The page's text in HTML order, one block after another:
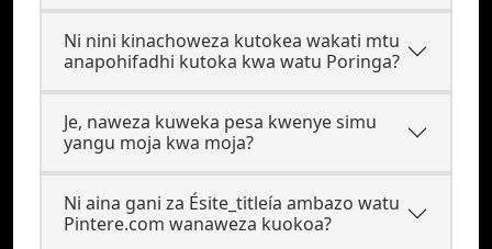
Ni nini kinachoweza kutokea wakati mtu
anapohifadhi kutoka kwa watu Poringa?
Je, naweza kuweka pesa kwenye simu
yangu moja kwa moja?
Ni aina gani za Ésite_titleía ambazo watu
Pintere.com wanaweza kuokoa?